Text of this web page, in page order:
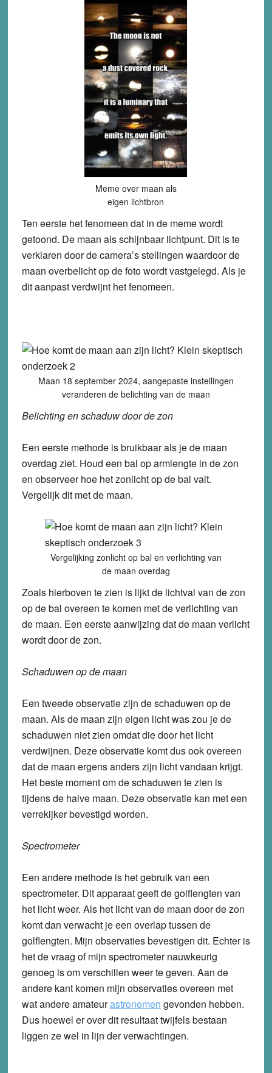
Meme over maan als
eigen lichtbron
Ten eerste het fenomeen dat in de meme wordt
getoond. De maan als schijnbaar lichtpunt. Dit is te
verklaren door de camera’s stellingen waardoor de
maan overbelicht op de foto wordt vastgelegd. Als je
dit aanpast verdwijnt het fenomeen.
Maan 18 september 2024, aangepaste instellingen
veranderen de belichting van de maan
Belichting en schaduw door de zon
Een eerste methode is bruikbaar als je de maan
overdag ziet. Houd een bal op armlengte in de zon
en observeer hoe het zonlicht op de bal valt.
Vergelijk dit met de maan.
Vergelijking zonlicht op bal en verlichting van
de maan overdag
Zoals hierboven te zien is lijkt de lichtval van de zon
op de bal overeen te komen met de verlichting van
de maan. Een eerste aanwijzing dat de maan verlicht
wordt door de zon.
Schaduwen op de maan
Een tweede observatie zijn de schaduwen op de
maan. Als de maan zijn eigen licht was zou je de
schaduwen niet zien omdat die door het licht
verdwijnen. Deze observatie komt dus ook overeen
dat de maan ergens anders zijn licht vandaan krijgt.
Het beste moment om de schaduwen te zien is
tijdens de halve maan. Deze observatie kan met een
verrekijker bevestigd worden.
Spectrometer
Een andere methode is het gebruik van een
spectrometer. Dit apparaat geeft de golflengten van
het licht weer. Als het licht van de maan door de zon
komt dan verwacht je een overlap tussen de
golflengten. Mijn observaties bevestigen dit. Echter is
het de vraag of mijn spectrometer nauwkeurig
genoeg is om verschillen weer te geven. Aan de
andere kant komen mijn observaties overeen met
wat andere amateurastronomen gevonden hebben.
Dus hoewel er over dit resultaat twijfels bestaan
liggen ze wel in lijn der verwachtingen.